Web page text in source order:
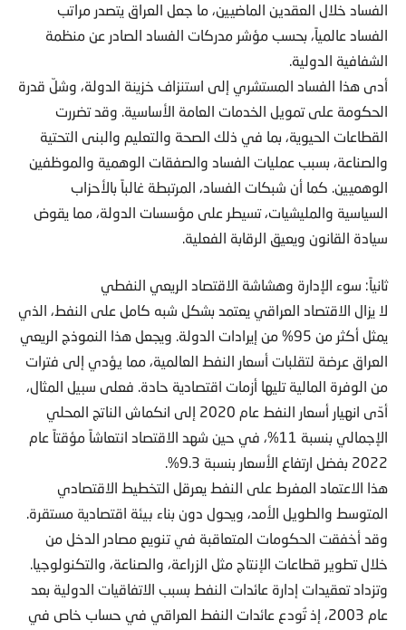
الفساد خلال العقدين الماضيين، ما جعل العراق يتصدر مراتب
الفساد عالمياً، بحسب مؤشر مدركات الفساد الصادر عن منظمة
الشفافية الدولية.
أدى هذا الفساد المستشري إلى استنزاف خزينة الدولة، وشلّ قدرة
الحكومة على تمويل الخدمات العامة الأساسية. وقد تضررت
القطاعات الحيوية، بما في ذلك الصحة والتعليم والبنى التحتية
والصناعة، بسبب عمليات الفساد والصفقات الوهمية والموظفين
الوهميين. كما أن شبكات الفساد، المرتبطة غالباً بالأحزاب
السياسية والمليشيات، تسيطر على مؤسسات الدولة، مما يقوض
سيادة القانون ويعيق الرقابة الفعلية.
ثانياً: سوء الإدارة وهشاشة الاقتصاد الريعي النفطي
لا يزال الاقتصاد العراقي يعتمد بشكل شبه كامل على النفط، الذي
يمثل أكثر من 95% من إيرادات الدولة. ويجعل هذا النموذج الريعي
العراق عرضة لتقلبات أسعار النفط العالمية، مما يؤدي إلى فترات
من الوفرة المالية تليها أزمات اقتصادية حادة. فعلى سبيل المثال،
أدّى انهيار أسعار النفط عام 2020 إلى انكماش الناتج المحلي
الإجمالي بنسبة 11%، في حين شهد الاقتصاد انتعاشاً مؤقتاً عام
2022 بفضل ارتفاع الأسعار بنسبة 9.3%.
هذا الاعتماد المفرط على النفط يعرقل التخطيط الاقتصادي
المتوسط والطويل الأمد، ويحول دون بناء بيئة اقتصادية مستقرة.
وقد أخفقت الحكومات المتعاقبة في تنويع مصادر الدخل من
خلال تطوير قطاعات الإنتاج مثل الزراعة، والصناعة، والتكنولوجيا.
وتزداد تعقيدات إدارة عائدات النفط بسبب الاتفاقيات الدولية بعد
عام 2003، إذ تُودع عائدات النفط العراقي في حساب خاص في